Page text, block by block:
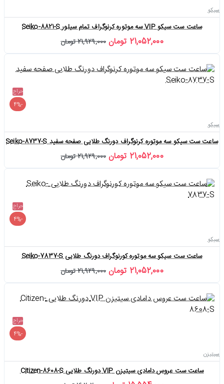
سیکو
ساعت ست سیکو VIP سه موتوره کرنوگراف تمام سیلور Seiko-8821-S
21,052,000 تومان 21,929,000 تومان
حراج
-4%
سیکو
ساعت ست سیکو سه موتوره کرنوگراف دورنگ طلایی صفحه سفید Seiko-8737-S
21,052,000 تومان 21,929,000 تومان
حراج
-4%
سیکو
ساعت ست سیکو سه موتوره کورنوگراف دورنگ طلایی Seiko-7837-S
21,052,000 تومان 21,929,000 تومان
حراج
-4%
سیتیزن
ساعت ست عروس دامادی سیتیزن VIP دورنگ طلایی Citizen-8608-S